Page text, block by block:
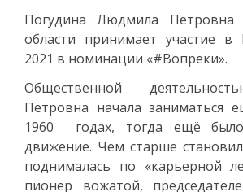
Погудина Людмила Петровна
области принимает участие
2021 в номинации «#Вопреки».
Общественной
Петровна начала заниматься
1960 годах, тогда ещё было
движение. Чем старше
поднималась по «карьерной
пионер вожатой,